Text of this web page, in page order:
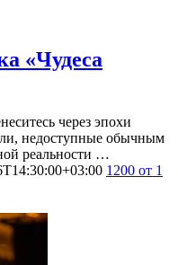
«Чудеса
через эпохи
недоступные обычным
реальности …
1200 от 1